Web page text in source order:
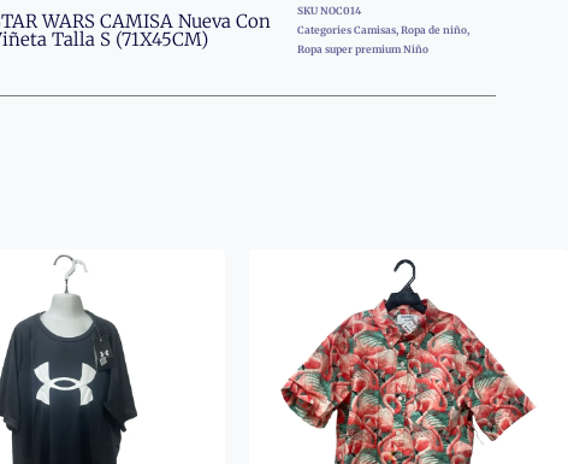
WARS CAMISA Nueva Con
Talla S (71X45CM)
SKU NOC014
Categories Camisas, Ropa de niño,
Ropa super premium Niño